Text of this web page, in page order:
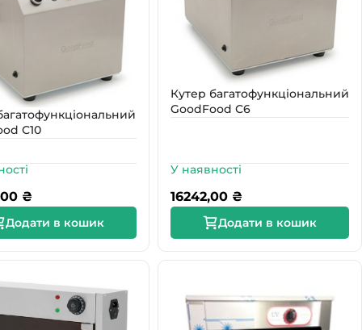
С10
₴
Додати в кошик
Кутер багатофункціональний
GoodFood С6
У наявності
16242,00 ₴
Додати в кошик